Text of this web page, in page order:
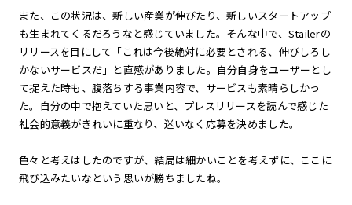
また、この状況は、新しい産業が伸びたり、新しいスタートアップ
も生まれてくるだろうなと感じていました。そんな中で、Stailerの
リリースを目にして「これは今後絶対に必要とされる、伸びしろし
かないサービスだ」と直感がありました。自分自身をユーザーとし
て捉えた時も、腹落ちする事業内容で、サービスも素晴らしかっ
た。自分の中で抱えていた思いと、プレスリリースを読んで感じた
社会的意義がきれいに重なり、迷いなく応募を決めました。
色々と考えはしたのですが、結局は細かいことを考えずに、ここに
飛び込みたいなという思いが勝ちましたね。